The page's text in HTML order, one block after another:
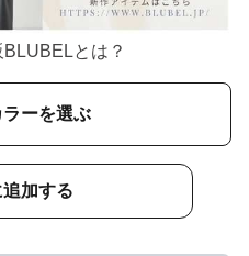
とは？
ーを選ぶ
加する